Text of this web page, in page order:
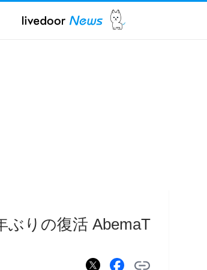
ぶりの復活 AbemaT